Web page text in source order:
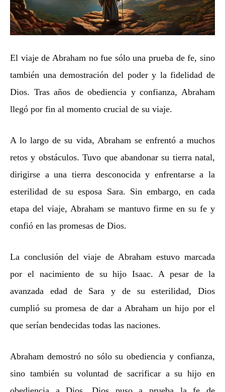
El viaje de Abraham no fue sólo una prueba de fe, sino
también una demostración del poder y la fidelidad de
Dios. Tras años de obediencia y confianza, Abraham
llegó por fin al momento crucial de su viaje.
A lo largo de su vida, Abraham se enfrentó a muchos
retos y obstáculos. Tuvo que abandonar su tierra natal,
dirigirse a una tierra desconocida y enfrentarse a la
esterilidad de su esposa Sara. Sin embargo, en cada
etapa del viaje, Abraham se mantuvo firme en su fe y
confió en las promesas de Dios.
La conclusión del viaje de Abraham estuvo marcada
por el nacimiento de su hijo Isaac. A pesar de la
avanzada edad de Sara y de su esterilidad, Dios
cumplió su promesa de dar a Abraham un hijo por el
que serían bendecidas todas las naciones.
Abraham demostró no sólo su obediencia y confianza,
sino también su voluntad de sacrificar a su hijo en